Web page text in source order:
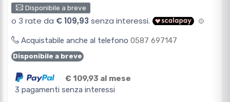
Disponibile a breve
Acquistabile anche al telefono 0587 697147
Disponibile a breve
€ 109,93 al mese
3 pagamenti senza interessi